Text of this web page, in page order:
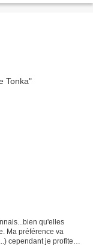
qu'elles
Ma préférence va
cependant je profite